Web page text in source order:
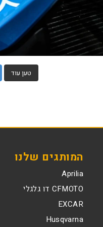
טען עוד
המותגים שלנו
Aprilia
CFMOTO דו גלגלי
EXCAR
Husqvarna